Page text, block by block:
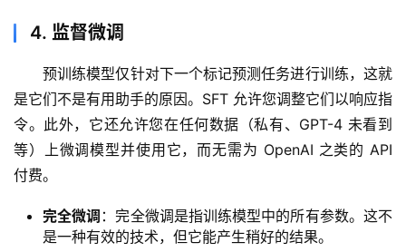
4. 监督微调
预训练模型仅针对下一个标记预测任务进行训练，这就
是它们不是有用助手的原因。SFT 允许您调整它们以响应指
令。此外，它还允许您在任何数据（私有、GPT-4 未看到
等）上微调模型并使用它，而无需为 OpenAI 之类的 API
付费。
完全微调 ：完全微调是指训练模型中的所有参数。这不
是一种有效的技术，但它能产生稍好的结果。